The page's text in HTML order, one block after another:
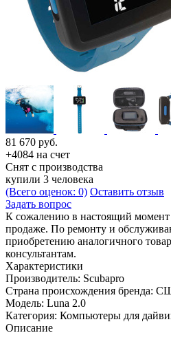
81 670 руб.
+4084 на счет
Снят с производства
купили 3 человека
(Всего оценок: 0) Оставить отзыв
Задать вопрос
К сожалению в настоящий момент
продаже. По ремонту и
приобретению аналогичного
консультантам.
Характеристики
Производитель: Scubapro
Страна происхождения бренда:
Модель: Luna 2.0
Категория: Компьютеры для
Описание